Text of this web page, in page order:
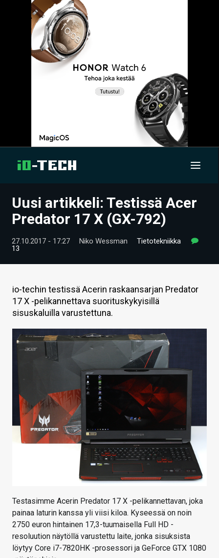
UUTISET
VIDEOT
TIETOA
HINTA.FI
KAUPPA
VAIHDA TEEMA
HAKU
Uusi artikkeli: Testissä Acer
Predator 17 X (GX-792)
27.10.2017 - 17:27 Niko Wessman
Tietotekniikka
13
io-techin testissä Acerin raskaansarjan Predator
17 X -pelikannettava suorituskykyisillä
sisuskaluilla varustettuna.
Testasimme Acerin Predator 17 X -pelikannettavan, joka
painaa laturin kanssa yli viisi kiloa. Kyseessä on noin
2750 euron hintainen 17,3-tuumaisella Full HD -
resoluution näytöllä varustettu laite, jonka sisuksista
löytyy Core i7-7820HK -prosessori ja GeForce GTX 1080